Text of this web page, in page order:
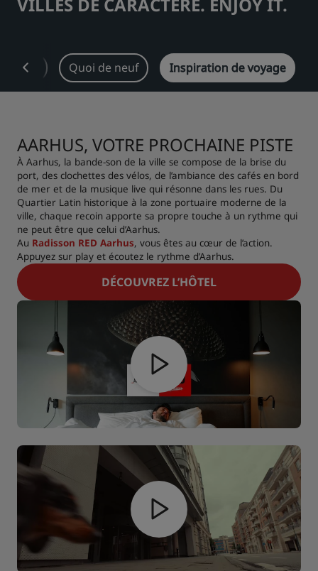
Prize by Radisson Country Inn & Suites
Marques affiliées en Chine
J. Jin Jiang
Kunlun Golden Tulip
Consultez notre blog
Quoi de neuf Inspiration de voyage
AARHUS, VOTRE PROCHAINE PISTE
À Aarhus, la bande-son de la ville se compose de la brise du
port, des clochettes des vélos, de l’ambiance des cafés en bord
de mer et de la musique live qui résonne dans les rues. Du
Quartier Latin historique à la zone portuaire moderne de la
ville, chaque recoin apporte sa propre touche à un rythme qui
ne peut être que celui d’Aarhus.
Au Radisson RED Aarhus, vous êtes au cœur de l’action.
Appuyez sur play et écoutez le rythme d’Aarhus.
DÉCOUVREZ L’HÔTEL